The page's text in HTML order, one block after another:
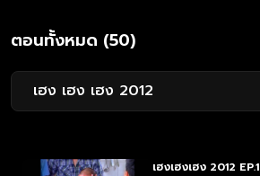
ตอนทั้งหมด (50)
เฮง เฮง เฮง 2012
เฮงเฮงเฮง 2012 EP.1